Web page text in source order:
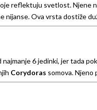
reflektuju svetlost.
Ova vrsta dostiže
6 jedinki, jer tada
Corydoras somova. Njeno